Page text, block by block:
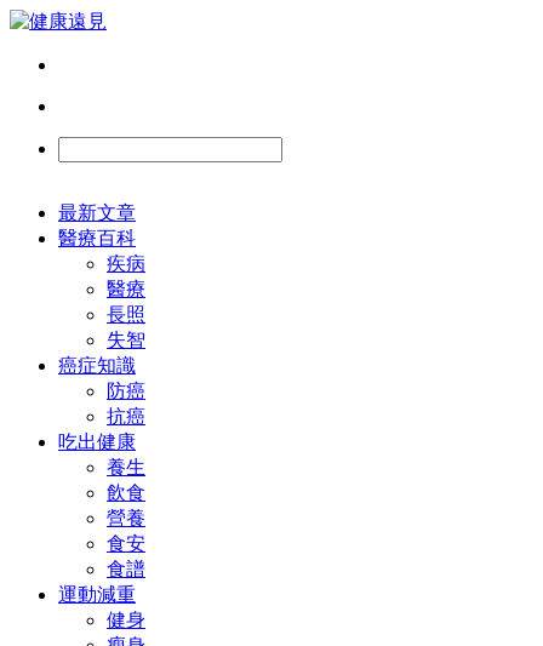
最新文章
醫療百科
疾病
醫療
長照
失智
癌症知識
防癌
抗癌
吃出健康
養生
飲食
營養
食安
食譜
運動減重
健身